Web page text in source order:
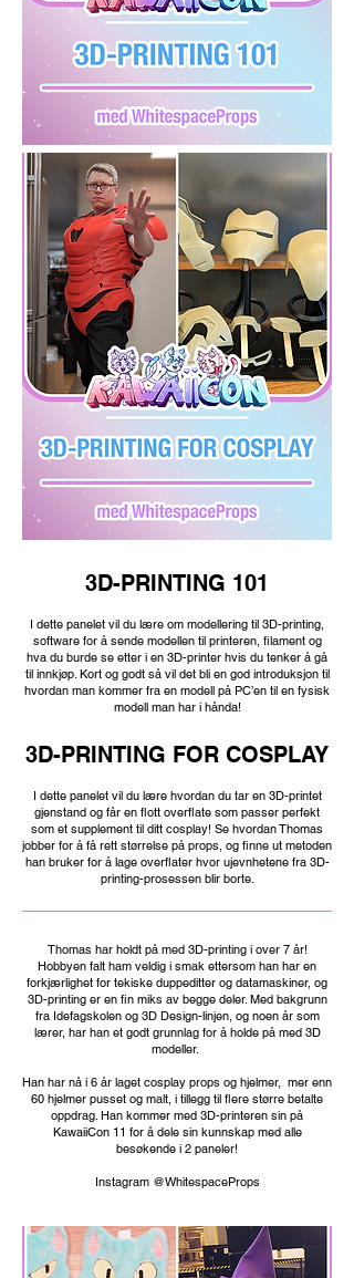
3D-PRINTING 101
I dette panelet vil du lære om modellering til 3D-printing,
software for å sende modellen til printeren, filament og
hva du burde se etter i en 3D-printer hvis du tenker å gå
til innkjøp. Kort og godt så vil det bli en god introduksjon til
hvordan man kommer fra en modell på PC’en til en fysisk
modell man har i hånda!
3D-PRINTING FOR COSPLAY
I dette panelet vil du lære hvordan du tar en 3D-printet
gjenstand og får en flott overflate som passer perfekt
som et supplement til ditt cosplay! Se hvordan Thomas
jobber for å få rett størrelse på props, og finne ut metoden
han bruker for å lage overflater hvor ujevnhetene fra 3D-
printing-prosessen blir borte.
Thomas har holdt på med 3D-printing i over 7 år!
Hobbyen falt ham veldig i smak ettersom han har en
forkjærlighet for tekiske duppeditter og datamaskiner, og
3D-printing er en fin miks av begge deler. Med bakgrunn
fra Idefagskolen og 3D Design-linjen, og noen år som
lærer, har han et godt grunnlag for å holde på med 3D
modeller.
Han har nå i 6 år laget cosplay props og hjelmer, mer enn
60 hjelmer pusset og malt, i tillegg til flere større betalte
oppdrag. Han kommer med 3D-printeren sin på
KawaiiCon 11 for å dele sin kunnskap med alle
besøkende i 2 paneler!
Instagram @WhitespaceProps